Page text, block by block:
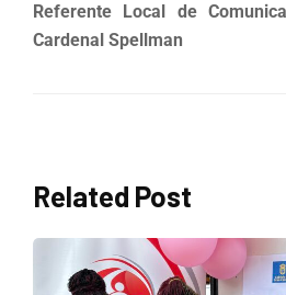
Referente Local de
Cardenal Spellman
Related Post